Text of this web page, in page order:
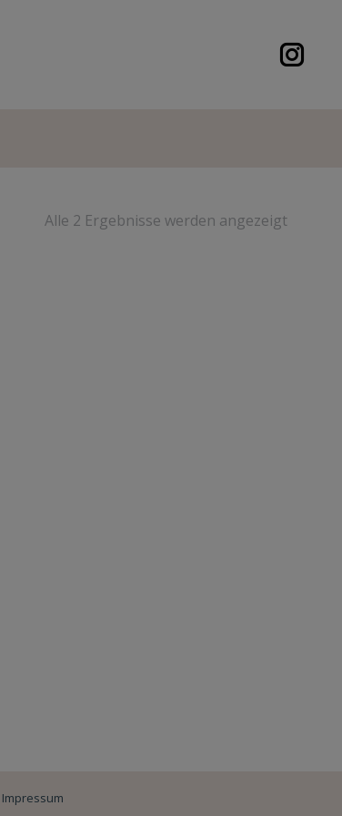
Alle 2 Ergebnisse werden angezeigt
Impressum